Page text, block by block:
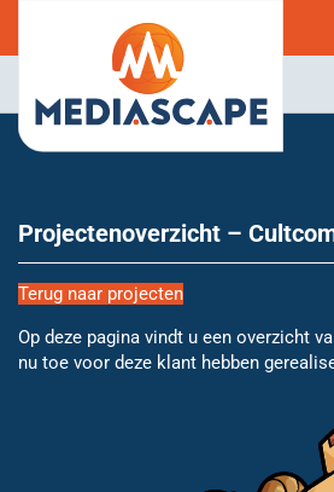
Projectenoverzicht –
Terug naar projecten
Op deze pagina vindt u een overzicht
nu toe voor deze klant hebben